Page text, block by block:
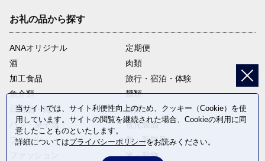
お礼の品から探す
ANAオリジナル
定期便
酒
肉類
加工食品
旅行・宿泊・体験
魚介類
麺類
日用品・雑貨
野菜
パン・菓子類
電化製品
フルーツ
卵・乳製品
米・穀物
当サイトでは、サイト利便性向上のため、クッキー（Cookie）を使
用しています。サイトの閲覧を継続された場合、Cookieの利用に同
意したことものといたします。
詳細についてはプライバシーポリシーをお読みください。